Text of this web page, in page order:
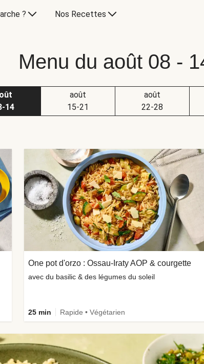
? Nos Recettes
Menu du août 08 -
14
août
15-21
août
22-28
One pot d'orzo : Ossau-Iraty AOP & courgette
avec du basilic & des légumes du soleil
25 min Rapide • Végétarien